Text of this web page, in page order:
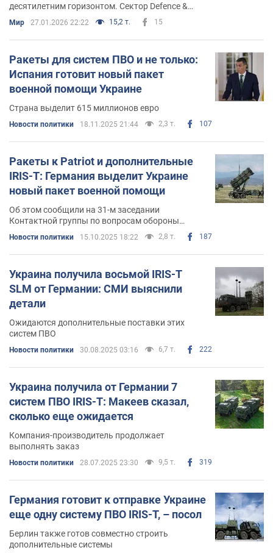
десятилетним горизонтом. Сектор Defence &
Aerospace в Европе сейчас — это не просто
ажиотаж, это гарантированный госзаказ на
десятилетия
Мир 27.01.2026 22:22 15,2 т. 15
Ракеты для систем ПВО и не только:
Испания готовит новый пакет
военной помощи Украине
Страна выделит 615 миллионов евро
Новости политики 18.11.2025 21:44 2,3 т. 107
Ракеты к Patriot и дополнительные
IRIS-T: Германия выделит Украине
новый пакет военной помощи
Об этом сообщили на 31-м заседании
Контактной группы по вопросам обороны
Украины в формате "Рамштайн" в Брюсселе
Новости политики 15.10.2025 18:22 2,8 т. 187
Украина получила восьмой IRIS-T
SLM от Германии: СМИ выяснили
детали
Ожидаются дополнительные поставки этих
систем ПВО
Новости политики 30.08.2025 03:16 6,7 т. 222
Украина получила от Германии 7
систем ПВО IRIS-T: Макеев сказал,
сколько еще ожидается
Компания-производитель продолжает
выполнять заказ
Новости политики 28.07.2025 23:30 9,5 т. 319
Германия готовит к отправке Украине
еще одну систему ПВО IRIS-T, – посол
Берлин также готов совместно строить
дополнительные системы